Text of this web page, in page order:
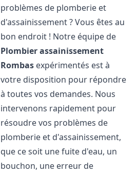
problèmes de plomberie et
d'assainissement ? Vous êtes au
bon endroit ! Notre équipe de
Plombier assainissement
Rombas expérimentés est à
votre disposition pour répondre
à toutes vos demandes. Nous
intervenons rapidement pour
résoudre vos problèmes de
plomberie et d'assainissement,
que ce soit une fuite d'eau, un
bouchon, une erreur de